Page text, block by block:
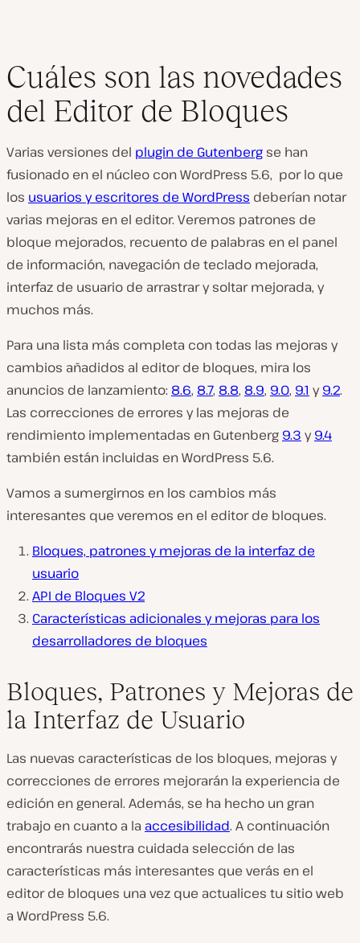
Cuáles son las novedades
del Editor de Bloques
Varias versiones del plugin de Gutenberg se han
fusionado en el núcleo con WordPress 5.6, por lo que
los usuarios y escritores de WordPress deberían notar
varias mejoras en el editor. Veremos patrones de
bloque mejorados, recuento de palabras en el panel
de información, navegación de teclado mejorada,
interfaz de usuario de arrastrar y soltar mejorada, y
muchos más.
Para una lista más completa con todas las mejoras y
cambios añadidos al editor de bloques, mira los
anuncios de lanzamiento: 8.6, 8.7, 8.8, 8.9, 9.0, 9.1 y9.2.
Las correcciones de errores y las mejoras de
rendimiento implementadas en Gutenberg 9.3 y9.4
también están incluidas en WordPress 5.6.
Vamos a sumergirnos en los cambios más
interesantes que veremos en el editor de bloques.
Bloques, patrones y mejoras de la interfaz de
usuario
API de Bloques V2
Características adicionales y mejoras para los
desarrolladores de bloques
Bloques, Patrones y Mejoras de
la Interfaz de Usuario
Las nuevas características de los bloques, mejoras y
correcciones de errores mejorarán la experiencia de
edición en general. Además, se ha hecho un gran
trabajo en cuanto a la accesibilidad. A continuación
encontrarás nuestra cuidada selección de las
características más interesantes que verás en el
editor de bloques una vez que actualices tu sitio web
a WordPress 5.6.